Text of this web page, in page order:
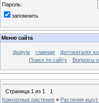
Пароль:
запомнить
Меню сайта
форум главная фотокаталог
Поиск по сайту
Вопросы
Страница 1 из 1
1
Комнатные растения » Растения ищут